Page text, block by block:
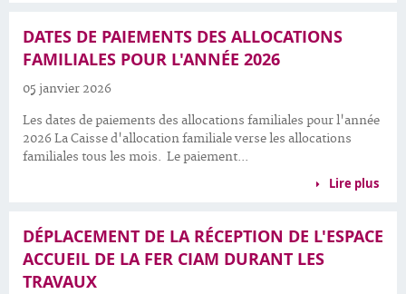
DATES DE PAIEMENTS DES ALLOCATIONS
FAMILIALES POUR L'ANNÉE 2026
05 janvier 2026
Les dates de paiements des allocations familiales pour l'année
2026 La Caisse d'allocation familiale verse les allocations
familiales tous les mois. Le paiement...
Lire plus
DÉPLACEMENT DE LA RÉCEPTION DE L'ESPACE
ACCUEIL DE LA FER CIAM DURANT LES
TRAVAUX